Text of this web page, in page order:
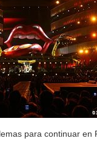
para continuar en